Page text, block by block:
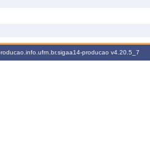
producao v4.20.5_7